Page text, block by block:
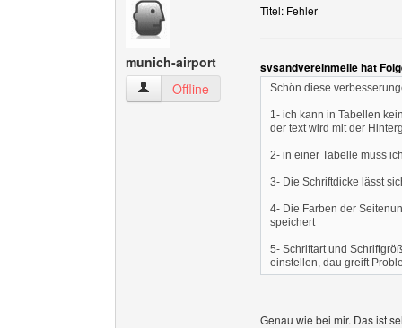
munich-airport
munich-airport Benutzer-Profile anzeigen
Offline
Titel: Fehler
svsandvereinmelle hat
Schön diese
1- ich kann in Tabellen
der text wird mit der
2- in einer Tabelle muss
3- Die Schriftdicke lässt
4- Die Farben der
speichert
5- Schriftart und
einstellen, dau greift
Genau wie bei mir. Das ist